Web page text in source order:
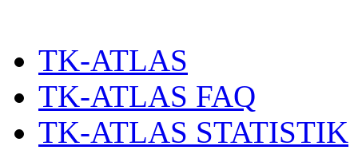
TK-ATLAS
TK-ATLAS FAQ
TK-ATLAS STATISTIK